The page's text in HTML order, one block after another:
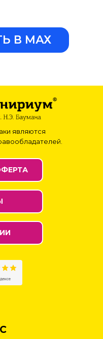
В МАХ
являются